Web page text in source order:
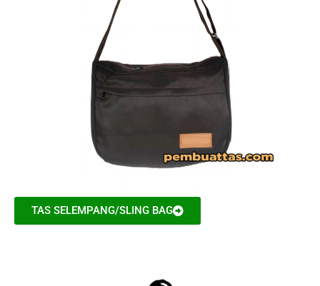
TAS SELEMPANG/SLING BAG